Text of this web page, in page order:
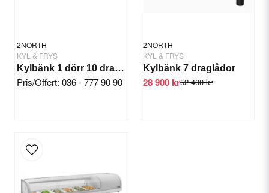
2NORTH
KYL & FRYS
Kylbänk 1 dörr 10 draglådor
Pris/Offert: 036 - 777 90 90
2NORTH
KYL & FRYS
Kylbänk 7 draglådor
52 400 kr
28 900 kr